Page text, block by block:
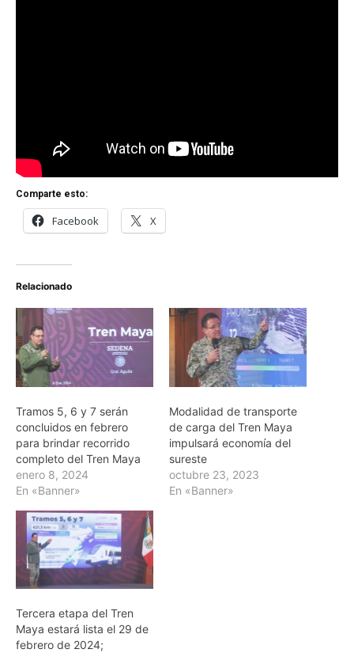
Comparte esto:
Facebook X
Relacionado
Tramos 5, 6 y 7 serán
concluidos en febrero
para brindar recorrido
completo del Tren Maya
enero 8, 2024
En «Banner»
Modalidad de transporte
de carga del Tren Maya
impulsará economía del
sureste
octubre 23, 2023
En «Banner»
Tercera etapa del Tren
Maya estará lista el 29 de
febrero de 2024;